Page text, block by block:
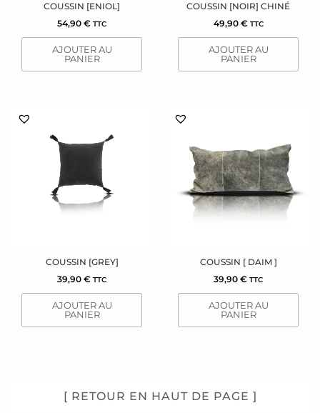
COUSSIN [ENIOL]
54,90 € TTC
AJOUTER AU
PANIER
COUSSIN [NOIR] CHINÉ
49,90 € TTC
AJOUTER AU
PANIER
COUSSIN [GREY]
39,90 € TTC
AJOUTER AU
PANIER
COUSSIN [ DAIM ]
39,90 € TTC
AJOUTER AU
PANIER
[ RETOUR EN HAUT DE PAGE ]